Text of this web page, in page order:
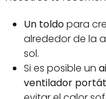
Un toldopara
alrededor de la
sol.
Si es posible un
ventilador